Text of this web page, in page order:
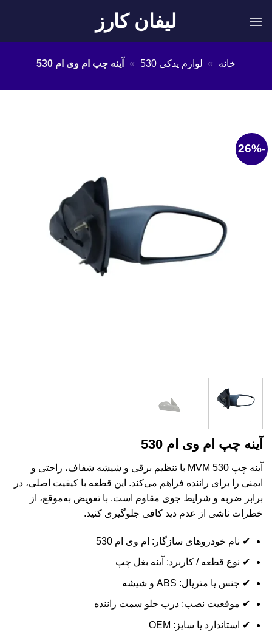
لیفان کارز
خانه » لوازم یدکی 530 » آینه چپ ام وی ام 530
-26%
آینه چپ ام وی ام 530
آینه چپ MVM 530 با تنظیم برقی و شیشه شفاف، راحتی و
ایمنی را برای راننده فراهم می‌کند. این قطعه با کیفیت اصلی، در
برابر ضربه و شرایط جوی مقاوم است. با تعویض به‌موقع، از
خطرات ناشی از عدم دید کافی جلوگیری کنید.
✔ نام خودروهای سازگار: ام وی ام 530
✔ نوع قطعه / کاربرد: آینه بغل چپ
✔ جنس یا متریال: ABS و شیشه
✔ موقعیت نصب: درب جلو سمت راننده
✔ استاندارد یا سایز: OEM